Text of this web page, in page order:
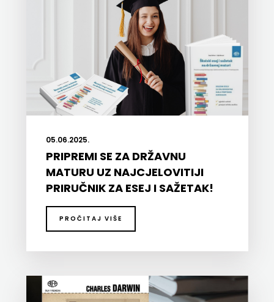
05.06.2025.
PRIPREMI SE ZA DRŽAVNU
MATURU UZ NAJCJELOVITIJI
PRIRUČNIK ZA ESEJ I SAŽETAK!
PROČITAJ VIŠE